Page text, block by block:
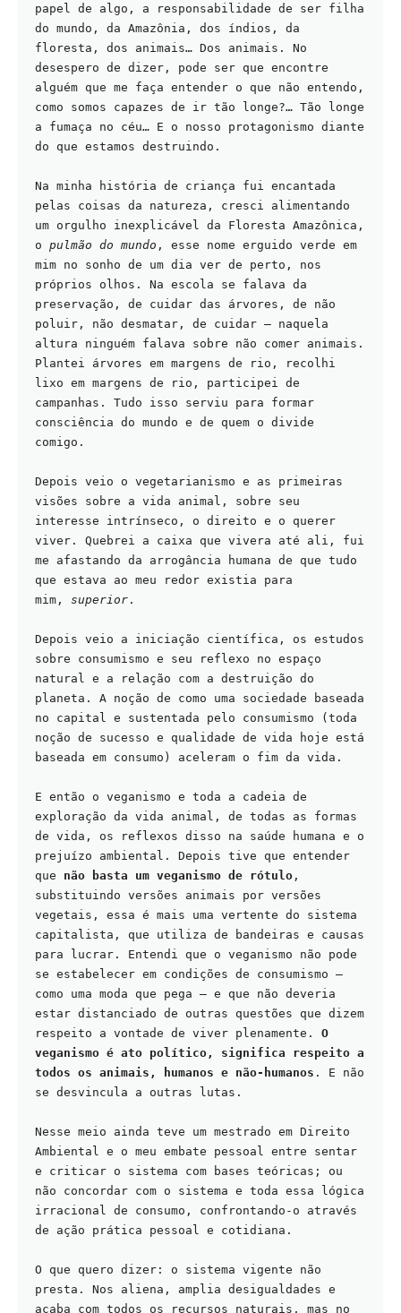
papel de algo, a responsabilidade de ser filha
do mundo, da Amazônia, dos índios, da
floresta, dos animais… Dos animais. No
desespero de dizer, pode ser que encontre
alguém que me faça entender o que não entendo,
como somos capazes de ir tão longe?… Tão longe
a fumaça no céu… E o nosso protagonismo diante
do que estamos destruindo.
Na minha história de criança fui encantada
pelas coisas da natureza, cresci alimentando
um orgulho inexplicável da Floresta Amazônica,
o pulmão do mundo , esse nome erguido verde em
mim no sonho de um dia ver de perto, nos
próprios olhos. Na escola se falava da
preservação, de cuidar das árvores, de não
poluir, não desmatar, de cuidar – naquela
altura ninguém falava sobre não comer animais.
Plantei árvores em margens de rio, recolhi
lixo em margens de rio, participei de
campanhas. Tudo isso serviu para formar
consciência do mundo e de quem o divide
comigo.
Depois veio o vegetarianismo e as primeiras
visões sobre a vida animal, sobre seu
interesse intrínseco, o direito e o querer
viver. Quebrei a caixa que vivera até ali, fui
me afastando da arrogância humana de que tudo
que estava ao meu redor existia para
mim, superior.
Depois veio a iniciação científica, os estudos
sobre consumismo e seu reflexo no espaço
natural e a relação com a destruição do
planeta. A noção de como uma sociedade baseada
no capital e sustentada pelo consumismo (toda
noção de sucesso e qualidade de vida hoje está
baseada em consumo) aceleram o fim da vida.
E então o veganismo e toda a cadeia de
exploração da vida animal, de todas as formas
de vida, os reflexos disso na saúde humana e o
prejuízo ambiental. Depois tive que entender
que não basta um veganismo de rótulo,
substituindo versões animais por versões
vegetais, essa é mais uma vertente do sistema
capitalista, que utiliza de bandeiras e causas
para lucrar. Entendi que o veganismo não pode
se estabelecer em condições de consumismo –
como uma moda que pega – e que não deveria
estar distanciado de outras questões que dizem
respeito a vontade de viver plenamente. O
veganismo é ato político, significa respeito a
todos os animais, humanos e não-humanos . E não
se desvincula a outras lutas.
Nesse meio ainda teve um mestrado em Direito
Ambiental e o meu embate pessoal entre sentar
e criticar o sistema com bases teóricas; ou
não concordar com o sistema e toda essa lógica
irracional de consumo, confrontando-o através
de ação prática pessoal e cotidiana.
O que quero dizer: o sistema vigente não
presta. Nos aliena, amplia desigualdades e
acaba com todos os recursos naturais, mas no